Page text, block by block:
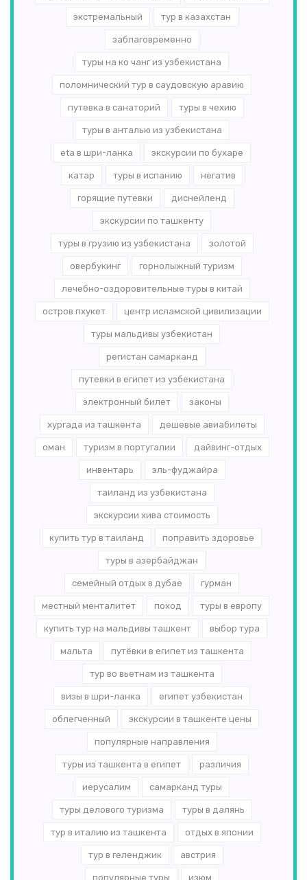
экстремальный тур в казахстан
заблаговременно
туры на ко чанг из узбекистана
поломнический тур в саудовскую аравию
путевка в санаторий туры в чехию
туры в анталью из узбекистана
eta в шри-ланка экскурсии по бухаре
катар туры в испанию негатив
горящие путевки диснейленд
экскурсии по ташкенту
туры в грузию из узбекистана золотой
овербукинг горнолыжный туризм
лечебно-оздоровительные туры в китай
остров пхукет центр исламской цивилизации
туры мальдивы узбекистан
регистан самарканд
путевки в египет из узбекистана
электронный билет законы
хургада из ташкента дешевые авиабилеты
оман туризм в португалии дайвинг-отдых
инвентарь эль-­фуджайра
таиланд из узбекистана
экскурсии хива стоимость
купить тур в таиланд поправить здоровье
туры в азербайджан
семейный отдых в дубае гурман
местный менталитет поход туры в европу
купить тур на мальдивы ташкент выбор тура
мальта путёвки в египет из ташкента
тур во вьетнам из ташкента
визы в шри-ланка египет узбекистан
облегченный экскурсии в ташкенте цены
популярные направления
туры из ташкента в египет различия
иерусалим самарканд туры
туры делового туризма туры в далянь
тур в италию из ташкента отдых в японии
тур в геленджик австрия
популярные туры изюм